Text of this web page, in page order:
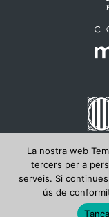
© 2026
La nostra web
tercers per a
serveis. Si
ús de